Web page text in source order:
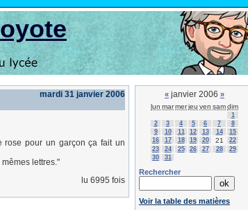
mardi 31 janvier 2006
rose pour un garçon ça fait un
lettres."
lu 6995 fois
« janvier 2006 »
lun marmerjeu ven samdim
1
2
3 4 5 6 7
8
9
10 11 12 13 14
15
16
17 18 19 20 21
22
23
24 25 26 27 28
29
30
31
Rechercher
Voir la table des matières